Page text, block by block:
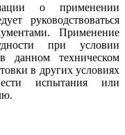
о применении
руководствоваться
Применение
при условии
данном техническом
в других условиях
испытания или